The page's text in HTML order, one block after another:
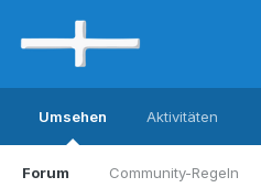
Umsehen
Forum Community-Regeln
Aktivitäten